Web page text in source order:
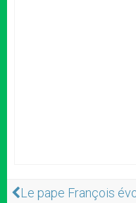
Le pape François